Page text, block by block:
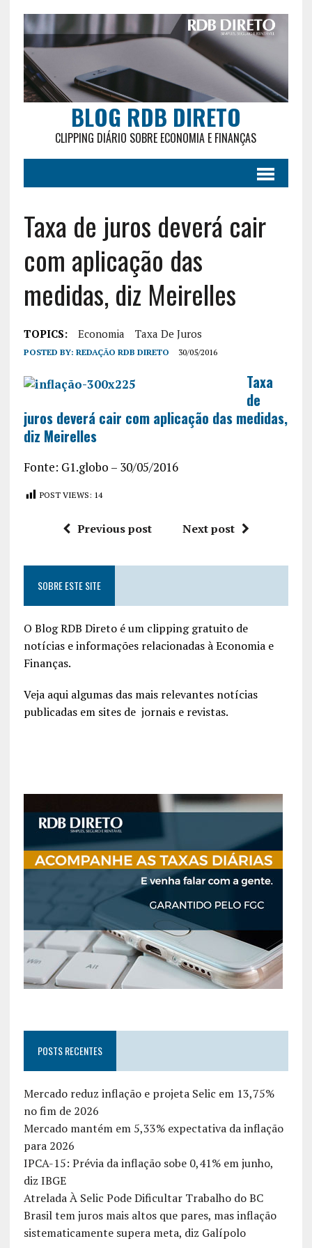
BLOG RDB DIRETO
CLIPPING DIÁRIO SOBRE ECONOMIA E FINANÇAS
Taxa de juros deverá cair
com aplicação das
medidas, diz Meirelles
TOPICS: Economia Taxa De Juros
POSTED BY: REDAÇÃO RDB DIRETO 30/05/2016
Taxa
de
juros deverá cair com aplicação das medidas,
diz Meirelles
Fonte: G1.globo – 30/05/2016
POST VIEWS: 14
Previous post Next post
SOBRE ESTE SITE
O Blog RDB Direto é um clipping gratuito de
notícias e informações relacionadas à Economia e
Finanças.
Veja aqui algumas das mais relevantes notícias
publicadas em sites de jornais e revistas.
POSTS RECENTES
Mercado reduz inflação e projeta Selic em 13,75%
no fim de 2026
Mercado mantém em 5,33% expectativa da inflação
para 2026
IPCA-15: Prévia da inflação sobe 0,41% em junho,
diz IBGE
Atrelada À Selic Pode Dificultar Trabalho do BC
Brasil tem juros mais altos que pares, mas inflação
sistematicamente supera meta, diz Galípolo